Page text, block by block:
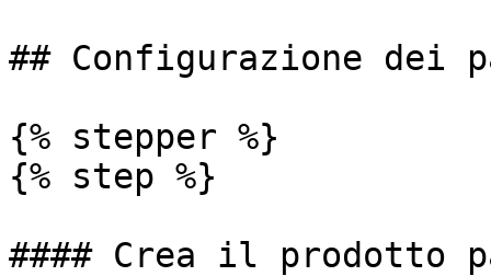
## Configurazione dei
{% stepper %}
{% step %}
#### Crea il prodotto